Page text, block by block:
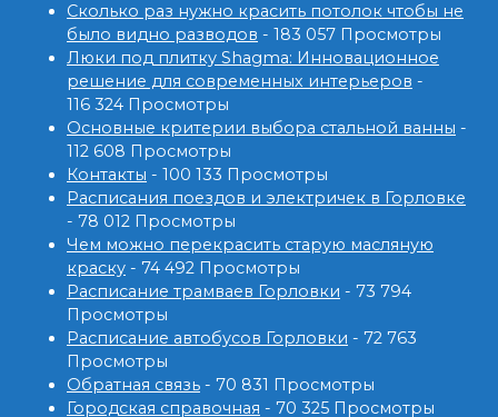
Сколько раз нужно красить потолок чтобы не
было видно разводов - 183 057 Просмотры
Люки под плитку Shagma: Инновационное
решение для современных интерьеров -
116 324 Просмотры
Основные критерии выбора стальной ванны -
112 608 Просмотры
Контакты - 100 133 Просмотры
Расписания поездов и электричек в Горловке
- 78 012 Просмотры
Чем можно перекрасить старую масляную
краску - 74 492 Просмотры
Расписание трамваев Горловки - 73 794
Просмотры
Расписание автобусов Горловки - 72 763
Просмотры
Обратная связь - 70 831 Просмотры
Городская справочная - 70 325 Просмотры